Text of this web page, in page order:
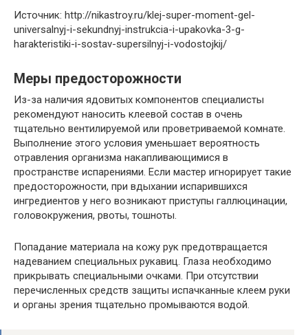
Источник: http://nikastroy.ru/klej-super-moment-gel-
universalnyj-i-sekundnyj-instrukcia-i-upakovka-3-g-
harakteristiki-i-sostav-supersilnyj-i-vodostojkij/
Меры предосторожности
Из-за наличия ядовитых компонентов специалисты
рекомендуют наносить клеевой состав в очень
тщательно вентилируемой или проветриваемой комнате.
Выполнение этого условия уменьшает вероятность
отравления организма накапливающимися в
пространстве испарениями. Если мастер игнорирует такие
предосторожности, при вдыхании испарившихся
ингредиентов у него возникают приступы галлюцинации,
головокружения, рвоты, тошноты.
Попадание материала на кожу рук предотвращается
надеванием специальных рукавиц. Глаза необходимо
прикрывать специальными очками. При отсутствии
перечисленных средств защиты испачканные клеем руки
и органы зрения тщательно промываются водой.